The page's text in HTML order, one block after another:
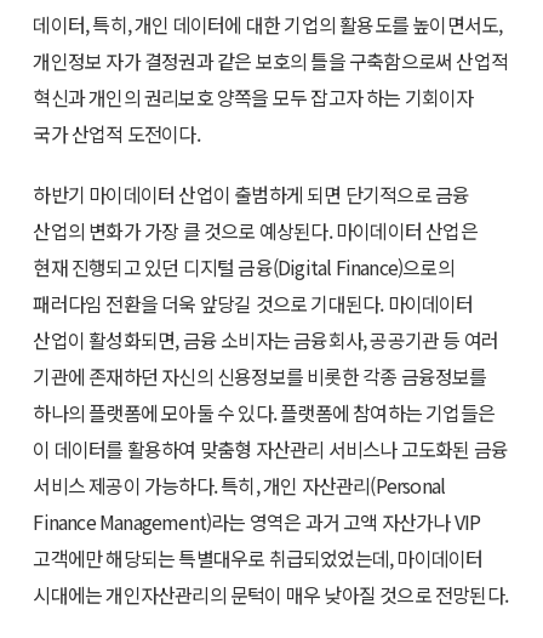
데이터, 특히, 개인 데이터에 대한 기업의 활용도를 높이면서도,
개인정보 자가 결정권과 같은 보호의 틀을 구축함으로써 산업적
혁신과 개인의 권리보호 양쪽을 모두 잡고자 하는 기회이자
국가 산업적 도전이다.
하반기 마이데이터 산업이 출범하게 되면 단기적으로 금융
산업의 변화가 가장 클 것으로 예상된다. 마이데이터 산업은
현재 진행되고 있던 디지털 금융(Digital Finance)으로의
패러다임 전환을 더욱 앞당길 것으로 기대된다. 마이데이터
산업이 활성화되면, 금융 소비자는 금융회사, 공공기관 등 여러
기관에 존재하던 자신의 신용정보를 비롯한 각종 금융정보를
하나의 플랫폼에 모아둘 수 있다. 플랫폼에 참여하는 기업들은
이 데이터를 활용하여 맞춤형 자산관리 서비스나 고도화된 금융
서비스 제공이 가능하다. 특히, 개인 자산관리(Personal
Finance Management)라는 영역은 과거 고액 자산가나 VIP
고객에만 해당되는 특별대우로 취급되었었는데, 마이데이터
시대에는 개인자산관리의 문턱이 매우 낮아질 것으로 전망된다.